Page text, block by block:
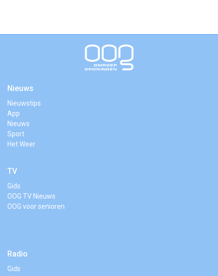
Nieuws
Nieuwstips
App
Nieuws
Sport
Het Weer
TV
Gids
OOG TV Nieuws
OOG voor senioren
Radio
Gids